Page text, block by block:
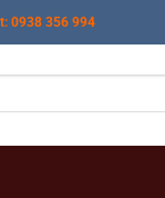
0938 356 994